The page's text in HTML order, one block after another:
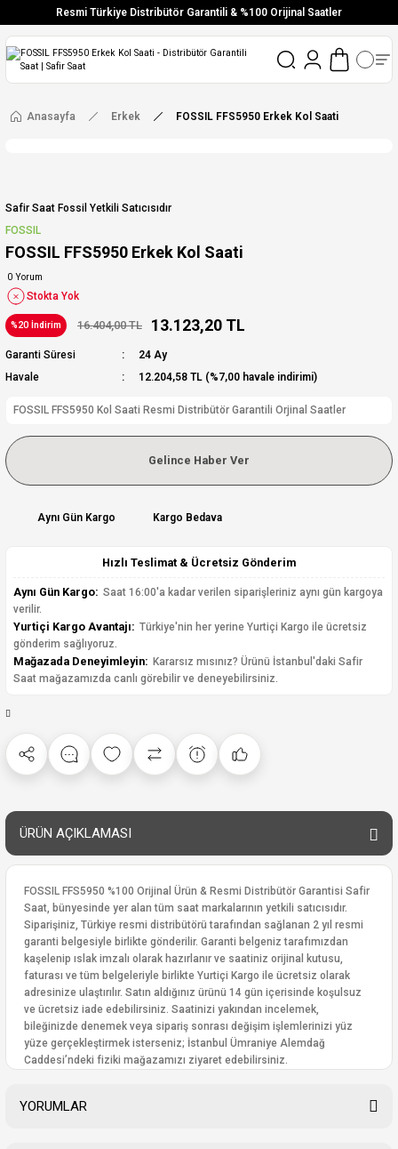
Resmi Türkiye Distribütör Garantili & %100 Orijinal Saatler
Vade Farksız 6 Taksit
Ücretsiz Kargo
Anasayfa Erkek FOSSIL FFS5950 Erkek Kol Saati
Safir Saat Fossil Yetkili Satıcısıdır
FOSSIL
FOSSIL FFS5950 Erkek Kol Saati
0 Yorum
Stokta Yok
%20 İndirim 16.404,00 TL 13.123,20 TL
Garanti Süresi
24 Ay
Havale
12.204,58 TL (%7,00 havale indirimi)
FOSSIL FFS5950 Kol Saati Resmi Distribütör Garantili Orjinal Saatler
Gelince Haber Ver
Aynı Gün Kargo Kargo Bedava
Hızlı Teslimat & Ücretsiz Gönderim
Aynı Gün Kargo: Saat 16:00'a kadar verilen siparişleriniz aynı gün kargoya
verilir.
Yurtiçi Kargo Avantajı: Türkiye'nin her yerine Yurtiçi Kargo ile ücretsiz
gönderim sağlıyoruz.
Mağazada Deneyimleyin: Kararsız mısınız? Ürünü İstanbul'daki Safir
Saat mağazamızda canlı görebilir ve deneyebilirsiniz.
ÜRÜN AÇIKLAMASI
FOSSIL FFS5950 %100 Orijinal Ürün & Resmi Distribütör Garantisi Safir
Saat, bünyesinde yer alan tüm saat markalarının yetkili satıcısıdır.
Siparişiniz, Türkiye resmi distribütörü tarafından sağlanan 2 yıl resmi
garanti belgesiyle birlikte gönderilir. Garanti belgeniz tarafımızdan
kaşelenip ıslak imzalı olarak hazırlanır ve saatiniz orijinal kutusu,
faturası ve tüm belgeleriyle birlikte Yurtiçi Kargo ile ücretsiz olarak
adresinize ulaştırılır. Satın aldığınız ürünü 14 gün içerisinde koşulsuz
ve ücretsiz iade edebilirsiniz. Saatinizi yakından incelemek,
bileğinizde denemek veya sipariş sonrası değişim işlemlerinizi yüz
yüze gerçekleştirmek isterseniz; İstanbul Ümraniye Alemdağ
Caddesi’ndeki fiziki mağazamızı ziyaret edebilirsiniz.
YORUMLAR